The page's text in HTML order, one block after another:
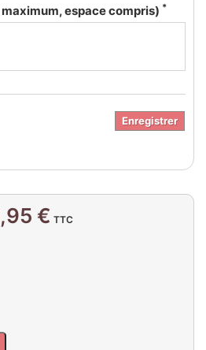
espace compris) *
Enregistrer
€ TTC